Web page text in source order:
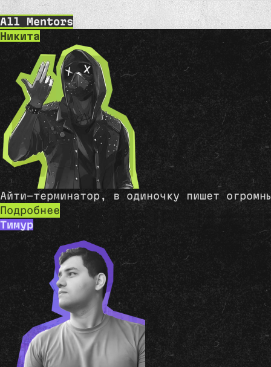
All Mentors
Никита
Айти-терминатор, в одиночку пишет
Подробнее
Тимур